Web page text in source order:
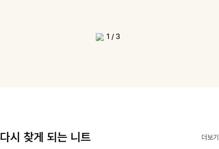
1 / 3
다시 찾게 되는 니트 더보기